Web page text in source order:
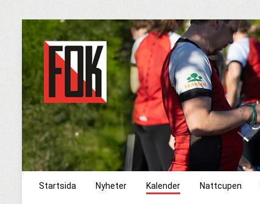
Startsida Nyheter Kalender Nattcupen